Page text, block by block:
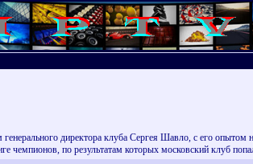
директора клуба Сергея Шавло, с его опытом
чемпионов, по результатам которых московский клуб